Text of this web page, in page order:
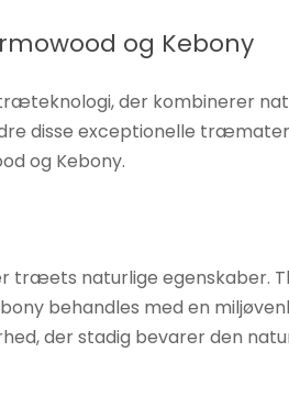
og Kebony
der kombinerer
disse exceptionelle
og Kebony.
træets naturlige egenskaber.
behandles med en
der stadig bevarer den